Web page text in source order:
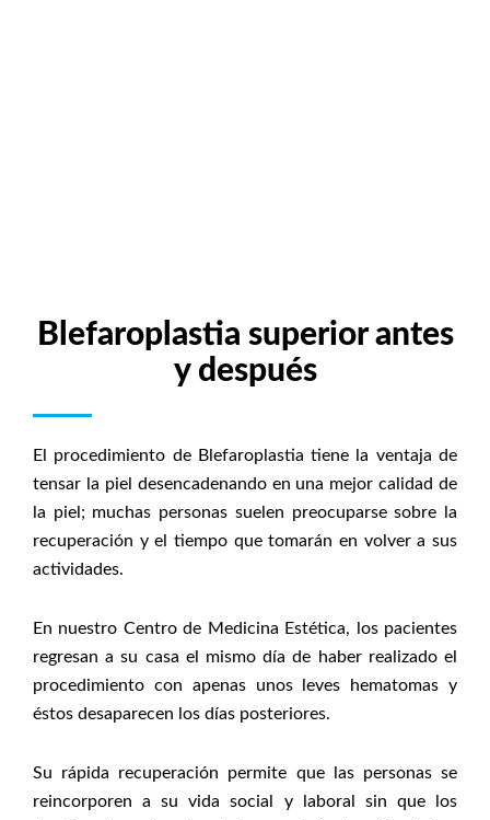
Blefaroplastia superior antes
y después
El procedimiento de Blefaroplastia tiene la ventaja de
tensar la piel desencadenando en una mejor calidad de
la piel; muchas personas suelen preocuparse sobre la
recuperación y el tiempo que tomarán en volver a sus
actividades.
En nuestro Centro de Medicina Estética, los pacientes
regresan a su casa el mismo día de haber realizado el
procedimiento con apenas unos leves hematomas y
éstos desaparecen los días posteriores.
Su rápida recuperación permite que las personas se
reincorporen a su vida social y laboral sin que los